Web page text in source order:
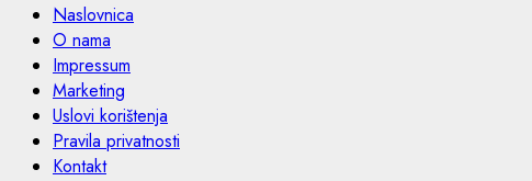
Naslovnica
O nama
Impressum
Marketing
Uslovi korištenja
Pravila privatnosti
Kontakt